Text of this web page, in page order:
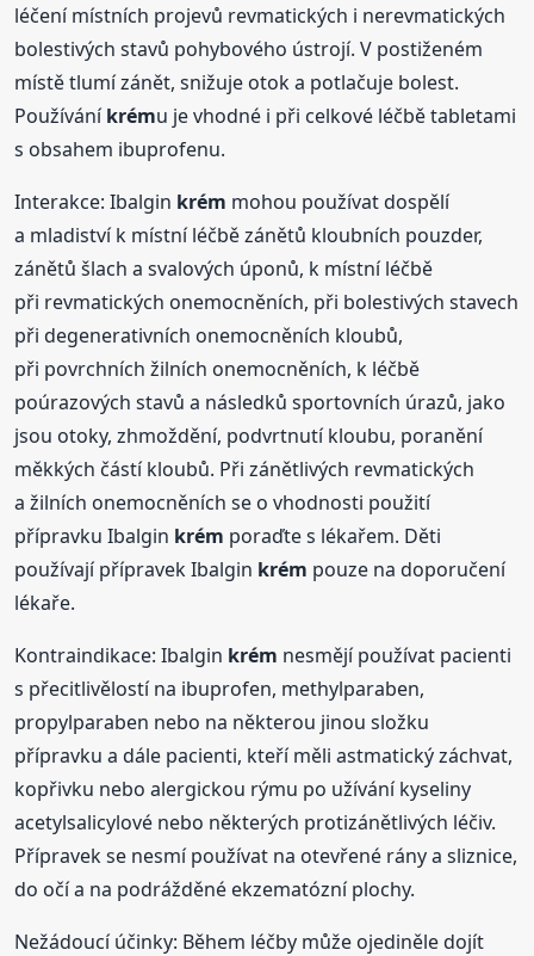
léčení místních projevů revmatických i nerevmatických
bolestivých stavů pohybového ústrojí. V postiženém
místě tlumí zánět, snižuje otok a potlačuje bolest.
Používáníkrému je vhodné i při celkové léčbě tabletami
s obsahem ibuprofenu.
Interakce: Ibalgin krém mohou používat dospělí
a mladiství k místní léčbě zánětů kloubních pouzder,
zánětů šlach a svalových úponů, k místní léčbě
při revmatických onemocněních, při bolestivých stavech
při degenerativních onemocněních kloubů,
při povrchních žilních onemocněních, k léčbě
poúrazových stavů a následků sportovních úrazů, jako
jsou otoky, zhmoždění, podvrtnutí kloubu, poranění
měkkých částí kloubů. Při zánětlivých revmatických
a žilních onemocněních se o vhodnosti použití
přípravku Ibalgin krém poraďte s lékařem. Děti
používají přípravek Ibalgin krém pouze na doporučení
lékaře.
Kontraindikace: Ibalgin krém nesmějí používat pacienti
s přecitlivělostí na ibuprofen, methylparaben,
propylparaben nebo na některou jinou složku
přípravku a dále pacienti, kteří měli astmatický záchvat,
kopřivku nebo alergickou rýmu po užívání kyseliny
acetylsalicylové nebo některých protizánětlivých léčiv.
Přípravek se nesmí používat na otevřené rány a sliznice,
do očí a na podrážděné ekzematózní plochy.
Nežádoucí účinky: Během léčby může ojediněle dojít